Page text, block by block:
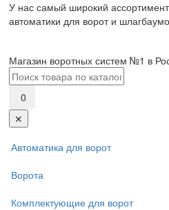
У нас самый широкий
автоматики для ворот и
Магазин воротных систем №1 в
0
✕
Автоматика для ворот
Ворота
Комплектующие для ворот